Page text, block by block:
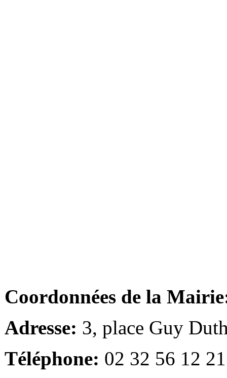
Coordonnées de la
Adresse: 3, place Guy
Téléphone: 02 32 56 12 21